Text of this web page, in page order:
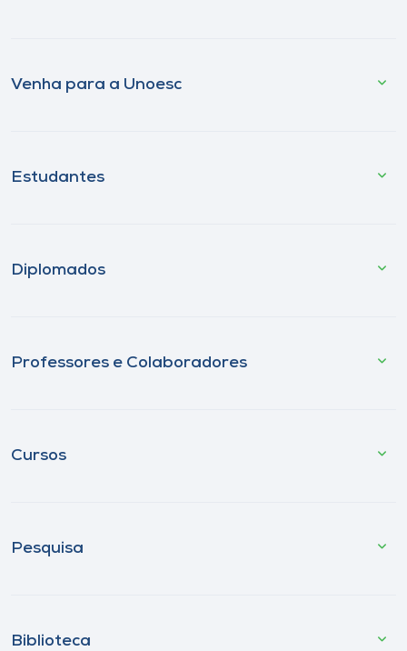
Venha para a Unoesc
Estudantes
Diplomados
Professores e Colaboradores
Cursos
Pesquisa
Biblioteca